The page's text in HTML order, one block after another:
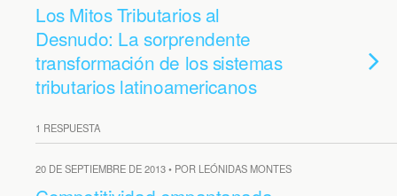
Los Mitos Tributarios al
Desnudo: La sorprendente
transformación de los sistemas
tributarios latinoamericanos
1 RESPUESTA
20 DE SEPTIEMBRE DE 2013 • POR LEÓNIDAS MONTES